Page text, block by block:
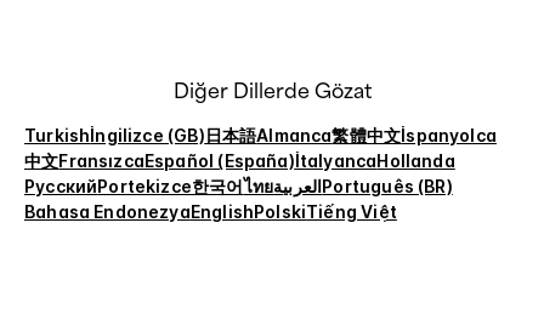
Diğer Dillerde Gözat
Turkishİngilizce (GB)日本語Almanca繁體中文İspanyolca
中文FransızcaEspañol (España)İtalyancaHollanda
РусскийPortekizce한국어ไทยالعربيةPortuguês (BR)
Bahasa EndonezyaEnglishPolskiTiếng Việt